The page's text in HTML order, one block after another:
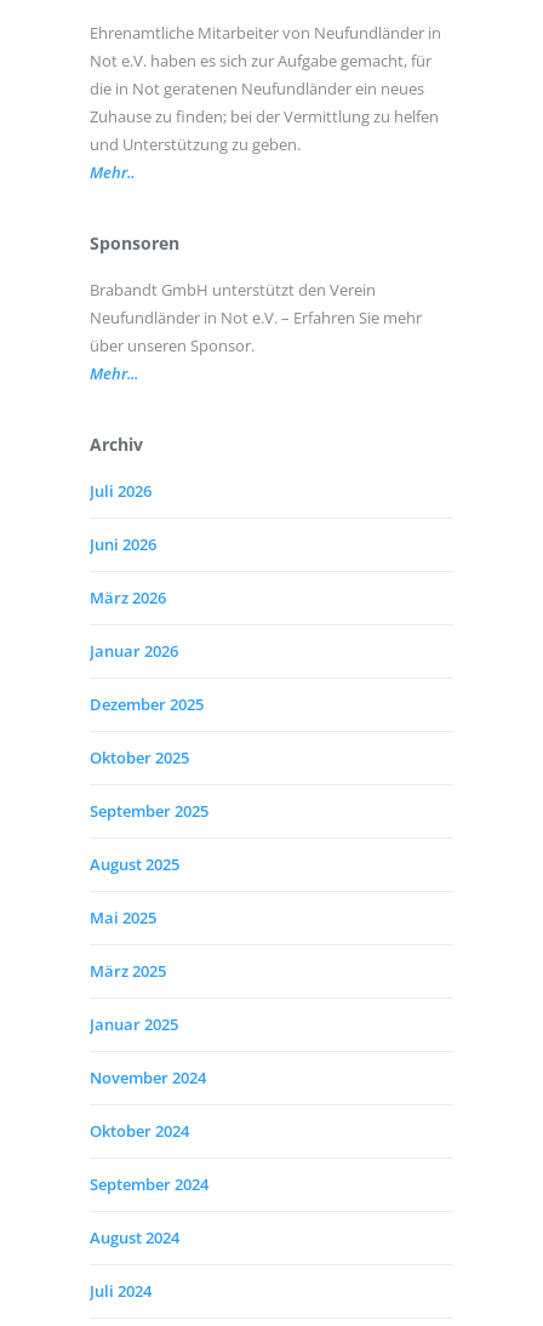
Ehrenamtliche Mitarbeiter von Neufundländer in
Not e.V. haben es sich zur Aufgabe gemacht, für
die in Not geratenen Neufundländer ein neues
Zuhause zu finden; bei der Vermittlung zu helfen
und Unterstützung zu geben.
Mehr..
Sponsoren
Brabandt GmbH unterstützt den Verein
Neufundländer in Not e.V. – Erfahren Sie mehr
über unseren Sponsor.
Mehr...
Archiv
Juli 2026
Juni 2026
März 2026
Januar 2026
Dezember 2025
Oktober 2025
September 2025
August 2025
Mai 2025
März 2025
Januar 2025
November 2024
Oktober 2024
September 2024
August 2024
Juli 2024